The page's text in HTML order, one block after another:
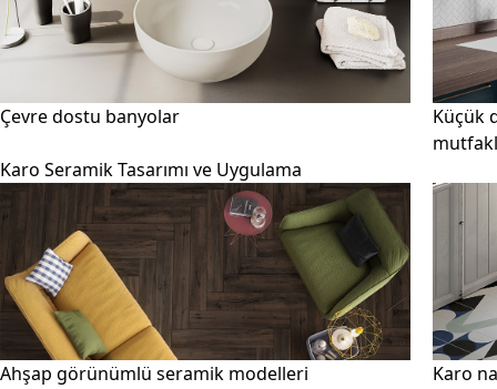
Çevre dostu banyolar
Küçük
Karo Seramik Tasarımı ve Uygulama
Ahşap görünümlü seramik modelleri
Karo